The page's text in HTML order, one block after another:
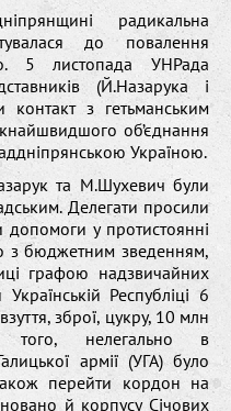
радикальна
до повалення
5 листопада УНРада
(Й.Назарука і
з гетьманським
об’єднання
Україною.
та М.Шухевич були
Делегати просили
допомоги у протистоянні
з бюджетним зведенням,
графою надзвичайних
Республіці 6
зброї, цукру, 10 млн
того, нелегально в
армії (УГА) було
перейти кордон на
й корпусу Січових